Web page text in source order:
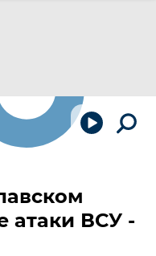
атаки ВСУ -